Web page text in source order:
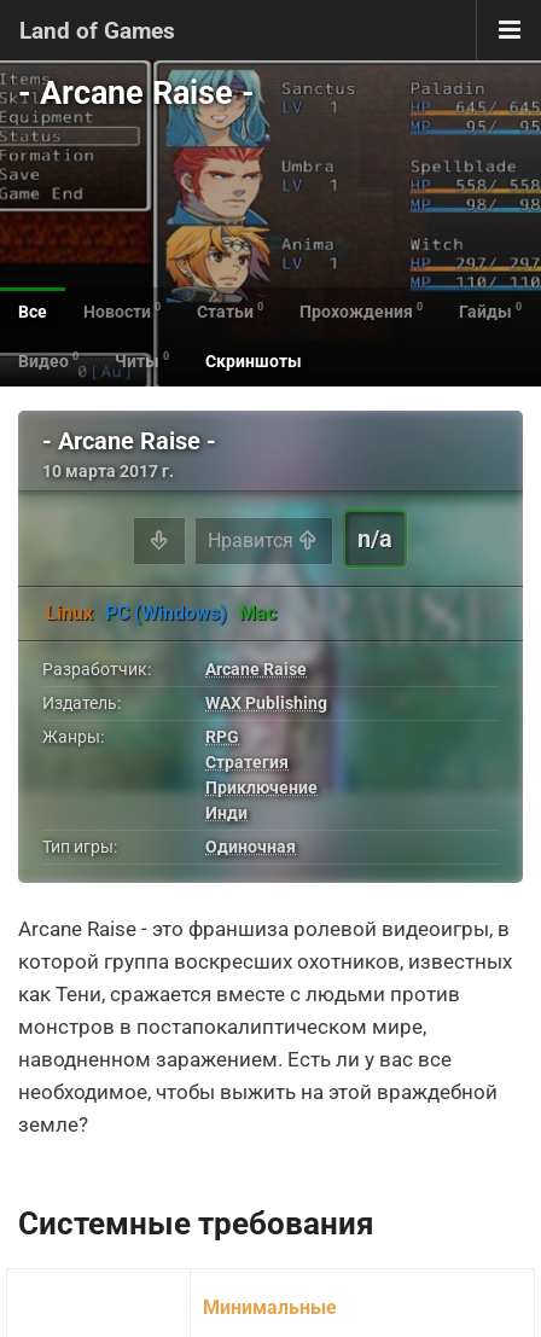
Land of Games
- Arcane Raise -
Все Новости 0 Статьи 0 Прохождения 0 Гайды 0
Видео 0 Читы 0 Скриншоты
- Arcane Raise -
10 марта 2017 г.
Нравится n/a
Linux PC (Windows) Mac
Разработчик:
Arcane Raise
Издатель:
WAX Publishing
Жанры:
RPG
Стратегия
Приключение
Инди
Тип игры:
Одиночная
Arcane Raise - это франшиза ролевой видеоигры, в
которой группа воскресших охотников, известных
как Тени, сражается вместе с людьми против
монстров в постапокалиптическом мире,
наводненном заражением. Есть ли у вас все
необходимое, чтобы выжить на этой враждебной
земле?
Системные требования
Минимальные